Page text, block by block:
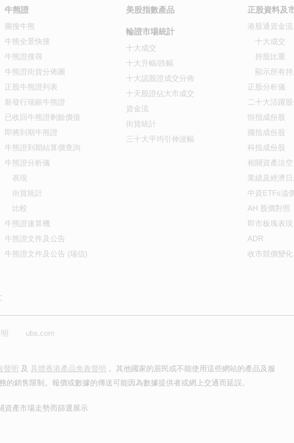
牛熊證
圖搜牛熊
牛熊全景快搜
牛熊證搜尋
牛熊證街貨分佈圖
正股牛熊證列表
新發行瑞銀牛熊證
已收回牛熊證剩餘價值
即將到期牛熊證
牛熊證到期結算價查詢
牛熊證分析儀
表現
街貨統計
比較
牛熊證速算機
牛熊證文件及公告
牛熊證文件及公告 (瑞信)
美股指數產品
輪證市場統計
十大成交
十大升幅/跌幅
十大認股證成交分佈
十天股證佔大市成交
資金流
街貨統計
三十大平均引伸波幅
正股資料及
港股通資金流
十大成交
持股比重
顯示所有
正股分析儀
二十大活躍
恒指成份股
國指成份股
科指成份股
相關資產沽空
業績及經濟
中資ETFs溢
AH 股價對照
即市板塊表現
ADR
收市競價變化
ubs.com
聲明 及 具體香港產品免責聲明 。其他國家的居民或不能使用這些網站的產品及服
的銷售限制。報價或數據的傳送可能因為數據提供者或網上交通而延誤。
資產市場走勢而篩選展示